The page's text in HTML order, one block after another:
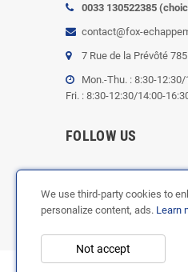
0033 130522385
contact@fox-
7 Rue de la Prévôté
Mon.-Thu. : 8:30-
Fri. : 8:30-12:30/14:00-
FOLLOW US
We use third-party cookies to
personalize content, ads. Learn
Not accept